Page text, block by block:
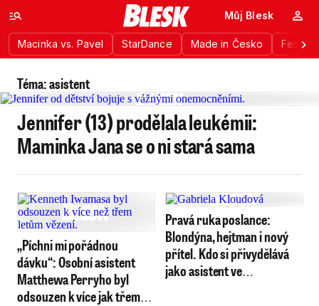
Macinka vs. Pavel StarDance Made in Česko
Můj Blesk
Téma: asistent
Jennifer (13) prodělala leukémii:
Maminka Jana se o ni stará sama
„Píchni mi pořádnou
dávku“: Osobní asistent
Matthewa Perryho byl
odsouzen k více jak třem
Pravá ruka poslance:
Blondýna, hejtman i nový
přítel. Kdo si přivydělává
jako asistent ve